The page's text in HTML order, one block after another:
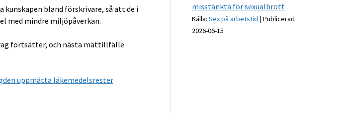
kunskapen bland förskrivare, så att de i
med mindre miljöpåverkan.
fortsätter, och nästa mättillfälle
uppmätta läkemedelsrester
misstänkta för sexualbrott
Källa:Sex på arbetstid
Publicerad
2026-06-15